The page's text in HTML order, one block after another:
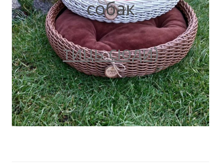
собак
тиць сюди)